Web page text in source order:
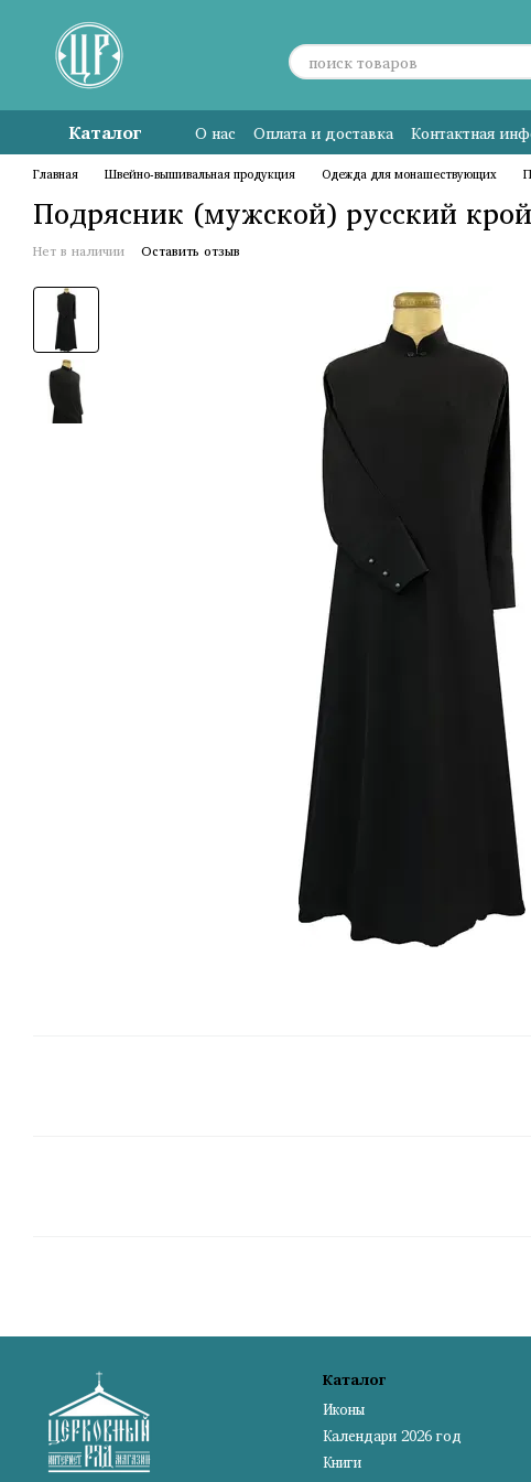
Перейти к основному контенту
Каталог О нас Оплата и доставка Контактная
Главная Швейно-вышивальная продукция Одежда для монашествующих
Подрясник (мужской) русский
Нет в наличии Оставить отзыв
Каталог
Иконы
Календари 2026 год
Книги